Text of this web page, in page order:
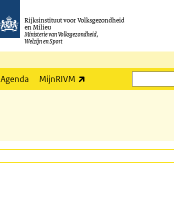
Rijksinstituut voor Volksgezondheid
en Milieu
Ministerie van Volksgezondheid,
Welzijn en Sport
Agenda MijnRIVM
Zoeken